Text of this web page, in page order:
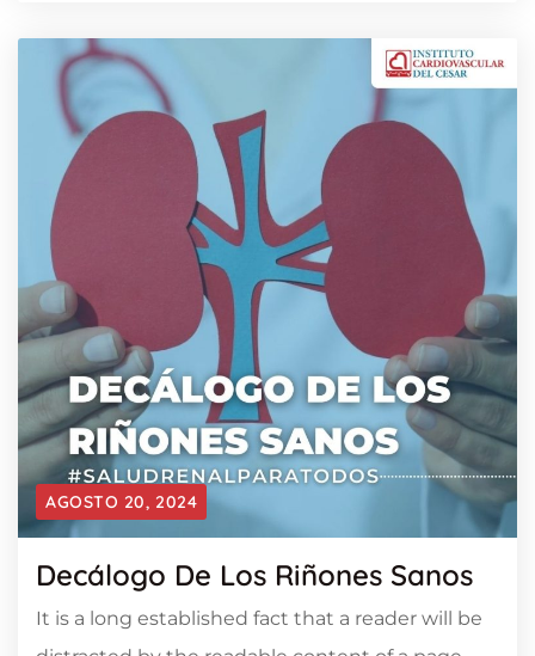
AGOSTO 20, 2024
Decálogo De Los Riñones Sanos
It is a long established fact that a reader will be